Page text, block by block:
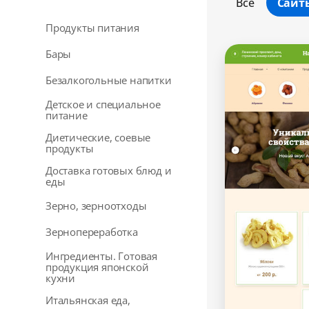
Продукты питания
Бары
Безалкогольные напитки
Детское и специальное
питание
Диетические, соевые
продукты
Доставка готовых блюд и
еды
Зерно, зерноотходы
Зернопереработка
Ингредиенты. Готовая
продукция японской
кухни
Итальянская еда,